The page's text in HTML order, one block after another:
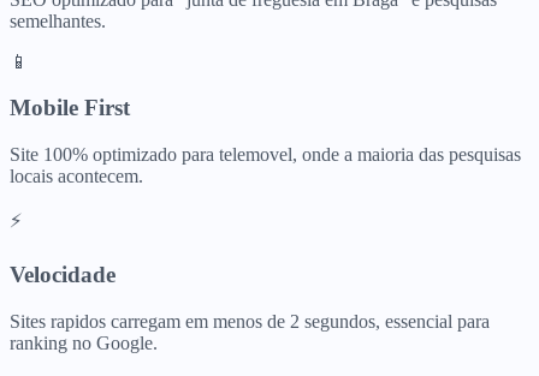
semelhantes.
📱
Mobile First
Site 100% optimizado para telemovel, onde a maioria das pesquisas
locais acontecem.
⚡
Velocidade
Sites rapidos carregam em menos de 2 segundos, essencial para
ranking no Google.